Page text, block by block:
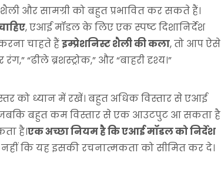
और सामग्री को बहुत प्रभावित कर सकते हैं।
, एआई मॉडल के लिए एक स्पष्ट दिशानिर्देश
चाहते हैंइम्प्रेशनिस्ट शैली की कला, तो आप ऐसे
“ढीले ब्रशस्ट्रोक,” और “बाहरी दृश्य।”
को ध्यान में रखें। बहुत अधिक विस्तार से एआई
बहुत कम विस्तार से एक आउटपुट आ सकता है
है।एक अच्छा नियम है कि एआई मॉडल को निर्देश
कि यह इसकी रचनात्मकता को सीमित कर दे।